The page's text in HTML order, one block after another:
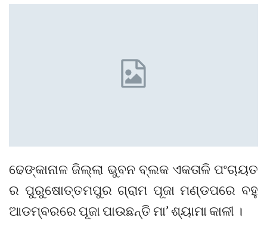
ଢେଙ୍କାନାଳ ଜିଲ୍ଲା ଭୁବନ ବ୍ଲକ ଏକତାଳି ପଂଚାୟତ
ର ପୁରୁଷୋତ୍ତମପୁର ଗ୍ରାମ ପୂଜା ମଣ୍ଡପରେ ବହୁ
ଆଡମ୍ବରରେ ପୂଜା ପାଉଛନ୍ତି ମା’ ଶ୍ୟାମା କାଳୀ ।